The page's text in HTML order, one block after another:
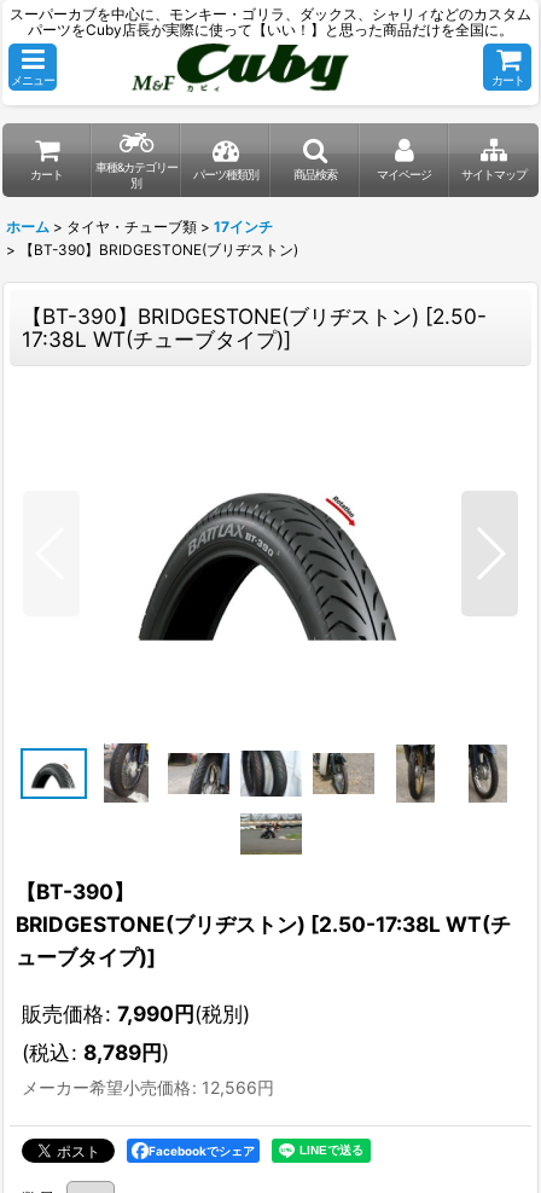
スーパーカブを中心に、モンキー・ゴリラ、ダックス、シャリィなどのカスタム
パーツをCuby店長が実際に使って【いい！】と思った商品だけを全国に。
メニュー カート
カート
車種&カテゴリー
別
パーツ種類別 商品検索 マイページ サイトマップ
ホーム > タイヤ・チューブ類 > 17インチ
>
【BT-390】BRIDGESTONE(ブリヂストン)
【BT-390】BRIDGESTONE(ブリヂストン) [2.50-
17:38L WT(チューブタイプ)]
【BT-390】
BRIDGESTONE(ブリヂストン) [2.50-17:38L WT(チ
ューブタイプ)]
販売価格: 7,990円(税別)
(税込: 8,789円)
メーカー希望小売価格: 12,566円
Facebookでシェア